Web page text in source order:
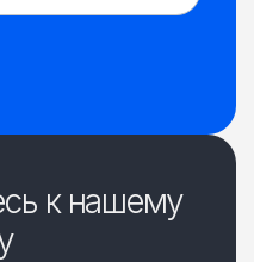
к нашему